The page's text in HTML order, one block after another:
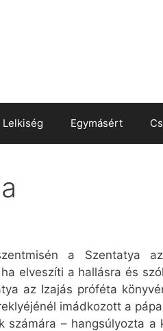
Lelkiség Egymásért
a Szentatya
elveszíti a hallásra és
az Izajás próféta
imádkozott a
– hangsúlyozta